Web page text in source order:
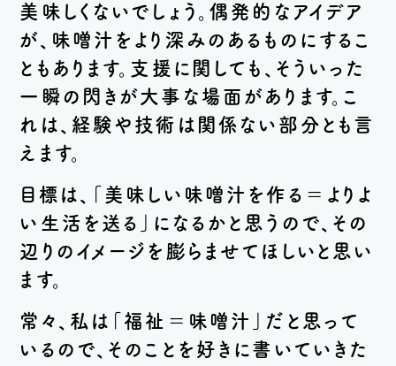
美味しくないでしょう。偶発的なアイデア
が、味噌汁をより深みのあるものにするこ
ともあります。支援に関しても、そういった
一瞬の閃きが大事な場面があります。こ
れは、経験や技術は関係ない部分とも言
えます。
目標は、「美味しい味噌汁を作る＝よりよ
い生活を送る」になるかと思うので、その
辺りのイメージを膨らませてほしいと思い
ます。
常々、私は「福祉＝味噌汁」だと思って
いるので、そのことを好きに書いていきた